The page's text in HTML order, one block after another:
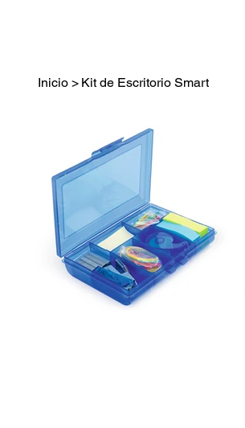
Inicio > Kit de Escritorio Smart